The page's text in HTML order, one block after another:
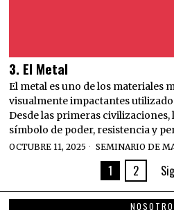
3. El Metal
El metal es uno de los materiales
visualmente impactantes
Desde las primeras
símbolo de poder, resistencia y
OCTUBRE 11, 2025 SEMINARIO DE
1 2